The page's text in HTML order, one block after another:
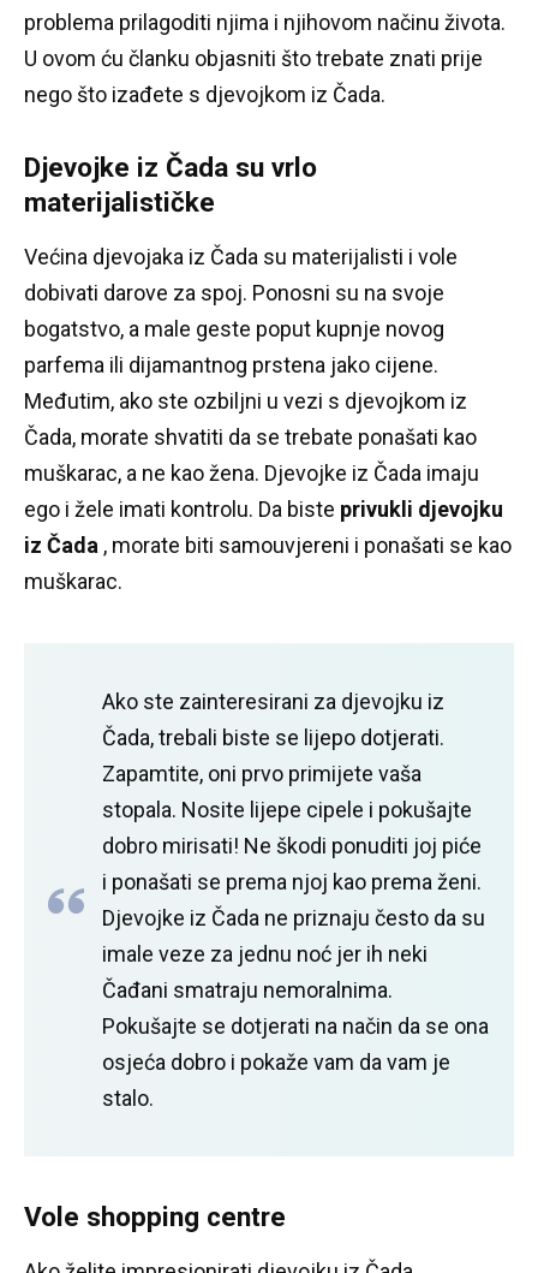
problema prilagoditi njima i njihovom načinu života.
U ovom ću članku objasniti što trebate znati prije
nego što izađete s djevojkom iz Čada.
Djevojke iz Čada su vrlo
materijalističke
Većina djevojaka iz Čada su materijalisti i vole
dobivati ​​darove za spoj. Ponosni su na svoje
bogatstvo, a male geste poput kupnje novog
parfema ili dijamantnog prstena jako cijene.
Međutim, ako ste ozbiljni u vezi s djevojkom iz
Čada, morate shvatiti da se trebate ponašati kao
muškarac, a ne kao žena. Djevojke iz Čada imaju
ego i žele imati kontrolu. Da biste privukli djevojku
iz Čada , morate biti samouvjereni i ponašati se kao
muškarac.
Ako ste zainteresirani za djevojku iz
Čada, trebali biste se lijepo dotjerati.
Zapamtite, oni prvo primijete vaša
stopala. Nosite lijepe cipele i pokušajte
dobro mirisati! Ne škodi ponuditi joj piće
i ponašati se prema njoj kao prema ženi.
Djevojke iz Čada ne priznaju često da su
imale veze za jednu noć jer ih neki
Čađani smatraju nemoralnima.
Pokušajte se dotjerati na način da se ona
osjeća dobro i pokaže vam da vam je
stalo.
Vole shopping centre